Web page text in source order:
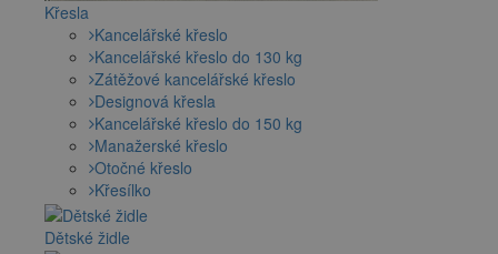
Křesla
Kancelářské křeslo
Kancelářské křeslo do 130 kg
Zátěžové kancelářské křeslo
Designová křesla
Kancelářské křeslo do 150 kg
Manažerské křeslo
Otočné křeslo
Křesílko
Dětské židle